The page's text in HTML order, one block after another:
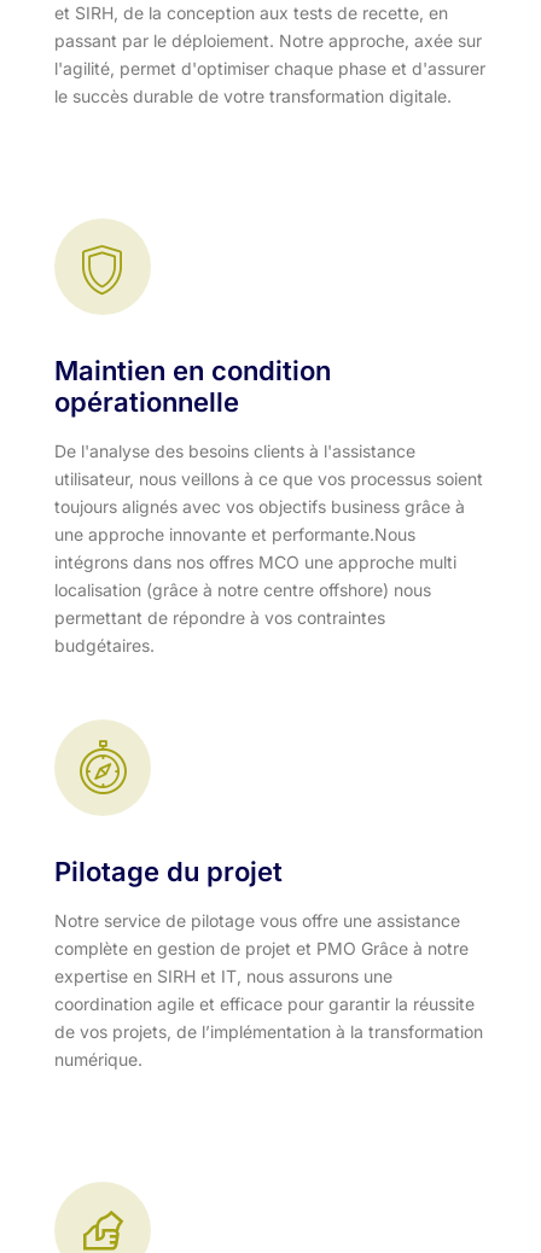
et SIRH, de la conception aux tests de recette, en
passant par le déploiement. Notre approche, axée sur
l'agilité, permet d'optimiser chaque phase et d'assurer
le succès durable de votre transformation digitale.
Maintien en condition
opérationnelle
De l'analyse des besoins clients à l'assistance
utilisateur, nous veillons à ce que vos processus soient
toujours alignés avec vos objectifs business grâce à
une approche innovante et performante.​ Nous
intégrons dans nos offres MCO une approche multi
localisation (grâce à notre centre offshore) nous
permettant de répondre à vos contraintes
budgétaires.
Pilotage du projet
Notre service de pilotage vous offre une assistance
complète en gestion de projet et PMO Grâce à notre
expertise en SIRH et IT, nous assurons une
coordination agile et efficace pour garantir la réussite
de vos projets, de l’implémentation à la transformation
numérique.